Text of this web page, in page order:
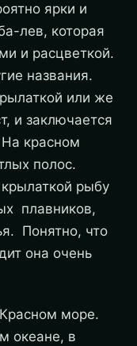
ярки и
лев, которая
и расцветкой.
названия.
или же
и заключается
красном
полос.
рыбу
плавников,
Понятно, что
она очень
море.
океане, в